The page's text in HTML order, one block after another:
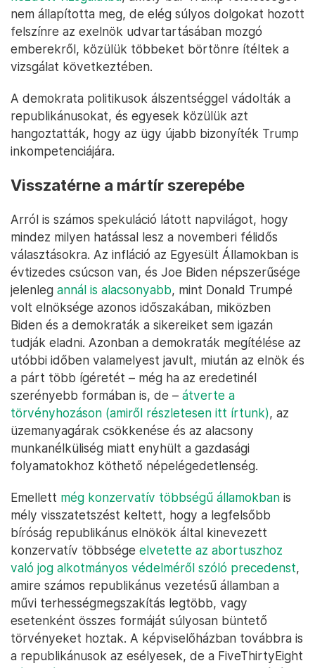
nem állapította meg, de elég súlyos dolgokat hozott
felszínre az exelnök udvartartásában mozgó
emberekről, közülük többeket börtönre ítéltek a
vizsgálat következtében.
A demokrata politikusok álszentséggel vádolták a
republikánusokat, és egyesek közülük azt
hangoztatták, hogy az ügy újabb bizonyíték Trump
inkompetenciájára.
Visszatérne a mártír szerepébe
Arról is számos spekuláció látott napvilágot, hogy
mindez milyen hatással lesz a novemberi félidős
választásokra. Az infláció az Egyesült Államokban is
évtizedes csúcson van, és Joe Biden népszerűsége
jelenleg annál is alacsonyabb, mint Donald Trumpé
volt elnöksége azonos időszakában, miközben
Biden és a demokraták a sikereiket sem igazán
tudják eladni. Azonban a demokraták megítélése az
utóbbi időben valamelyest javult, miután az elnök és
a párt több ígéretét – még ha az eredetinél
szerényebb formában is, de – átverte a
törvényhozáson (amiről részletesen itt írtunk), az
üzemanyagárak csökkenése és az alacsony
munkanélküliség miatt enyhült a gazdasági
folyamatokhoz köthető népelégedetlenség.
Emellett még konzervatív többségű államokban is
mély visszatetszést keltett, hogy a legfelsőbb
bíróság republikánus elnökök által kinevezett
konzervatív többsége elvetette az abortuszhoz
való jog alkotmányos védelméről szóló precedenst,
amire számos republikánus vezetésű államban a
művi terhességmegszakítás legtöbb, vagy
esetenként összes formáját súlyosan büntető
törvényeket hoztak. A képviselőházban továbbra is
a republikánusok az esélyesek, de a FiveThirtyEight